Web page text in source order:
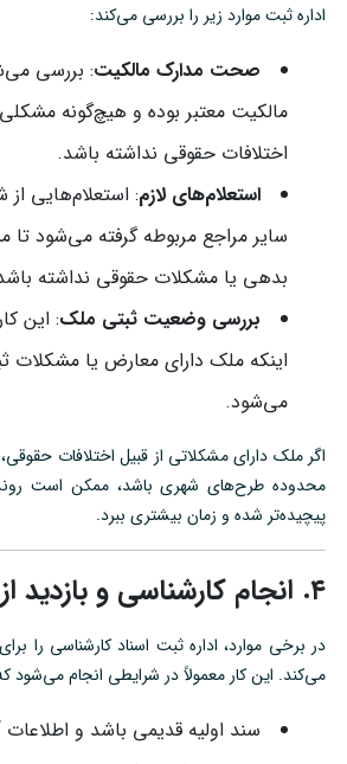
اداره ثبت موارد زیر را بررسی می‌کند:
صحت مدارک مالکیت: بررسی
مالکیت معتبر بوده و هیچ‌گونه
اختلافات حقوقی نداشته باشد.
استعلام‌های لازم: استعلام‌هایی از
سایر مراجع مربوطه گرفته می‌شود
بدهی یا مشکلات حقوقی نداشته
بررسی وضعیت ثبتی ملک: این
اینکه ملک دارای معارض یا مشکلات
می‌شود.
اگر ملک دارای مشکلاتی از قبیل اختلافات
محدوده طرح‌های شهری باشد، ممکن است
پیچیده‌تر شده و زمان بیشتری ببرد.
۴. انجام کارشناسی و بازدید از ملک
در برخی موارد، اداره ثبت اسناد کارشناسی را
می‌کند. این کار معمولاً در شرایطی انجام می‌شود
سند اولیه قدیمی باشد و اطلاعات